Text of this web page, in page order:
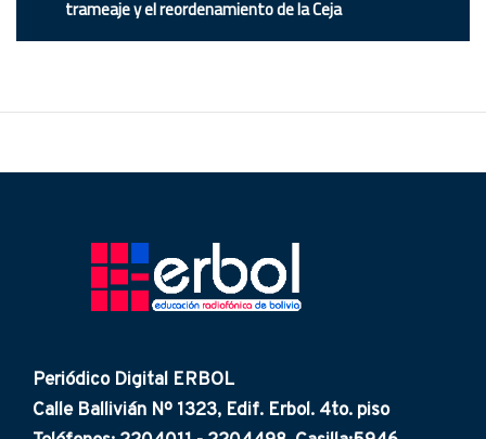
trameaje y el reordenamiento de la Ceja
Periódico Digital ERBOL
Calle Ballivián Nº 1323, Edif. Erbol. 4to. piso